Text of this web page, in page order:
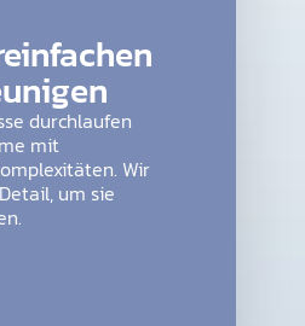
durchlaufen
mit
Wir
um sie